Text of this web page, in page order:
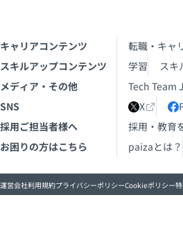
キャリアコンテンツ 転職・キャ
スキルアップコンテンツ
学習 スキ
メディア・その他
Tech Team
SNS
X
採用ご担当者様へ
採用・教育
お困りの方はこちら
paizaとは？
運営会社利用規約プライバシーポリシーCookieポリシー